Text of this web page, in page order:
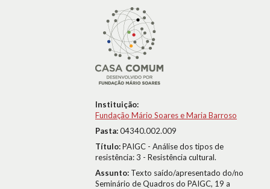
Instituição:
Fundação Mário Soares e Maria Barroso
Pasta:04340.002.009
Título:PAIGC - Análise dos tipos de
resistência: 3 - Resistência cultural.
Assunto: Texto saído/apresentado do/no
Seminário de Quadros do PAIGC, 19 a